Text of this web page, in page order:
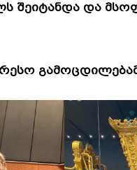
შეიტანდა და